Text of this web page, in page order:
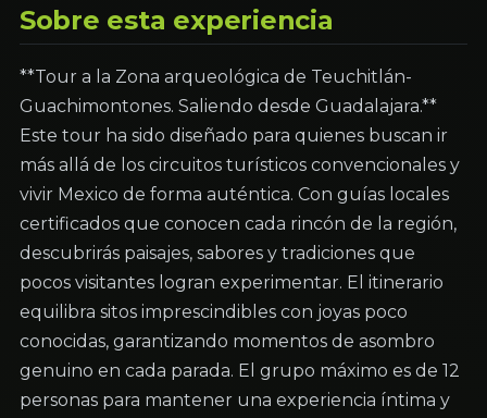
Sobre esta experiencia
**Tour a la Zona arqueológica de Teuchitlán-
Guachimontones. Saliendo desde Guadalajara.**
Este tour ha sido diseñado para quienes buscan ir
más allá de los circuitos turísticos convencionales y
vivir Mexico de forma auténtica. Con guías locales
certificados que conocen cada rincón de la región,
descubrirás paisajes, sabores y tradiciones que
pocos visitantes logran experimentar. El itinerario
equilibra sitos imprescindibles con joyas poco
conocidas, garantizando momentos de asombro
genuino en cada parada. El grupo máximo es de 12
personas para mantener una experiencia íntima y